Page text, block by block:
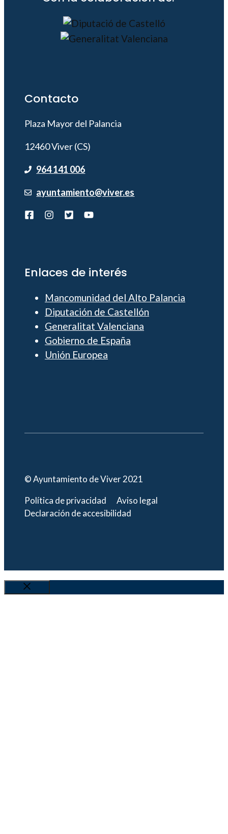
Contacto
Plaza Mayor del Palancia
12460 Viver (CS)
964 141 006
ayuntamiento@viver.es
Enlaces de interés
Mancomunidad del Alto Palancia
Diputación de Castellón
Generalitat Valenciana
Gobierno de España
Unión Europea
© Ayuntamiento de Viver 2021
Política de privacidad
Aviso legal
Declaración de accesibilidad
Cerrar